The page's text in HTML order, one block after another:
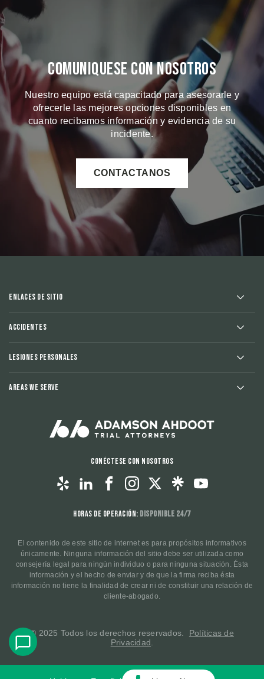
Comuniquese Con Nosotros
Nuestro equipo está capacitado para asesorarle y
ofrecerle las mejores opciones disponibles en
cuanto recibamos información y evidencia de su
incidente.
CONTACTANOS
Enlaces de sitio
Accidentes
Lesiones Personales
Areas We Serve
Conéctese con nosotros
Horas de operación: Disponible 24/7
El contenido de este sitio de internet es para propósitos informativos
únicamente. Ninguna información del sitio debe ser utilizada como
consejería legal para ningún individuo o para ninguna situación. Ésta
información y el hecho de enviar y de que la firma reciba ésta
información no tiene la finalidad de crear ni de constituir una relación de
cliente-abogado.
© 2025 Todos los derechos reservados. Políticas de
Privacidad